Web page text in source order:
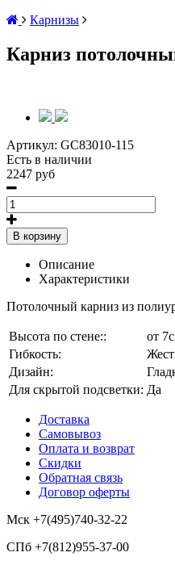
Карнизы
Карниз
Артикул: GC83010-115
Есть в наличии
2247 руб
В корзину
Описание
Характеристики
Потолочный карниз из
Высота по стене::
от
Гибкость:
Дизайн:
Для скрытой подсветки: Да
Доставка
Самовывоз
Оплата и возврат
Скидки
Обратная связь
Договор оферты
Мск +7(495)740-32-22
СПб +7(812)955-37-00